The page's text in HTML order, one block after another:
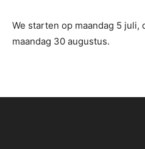
We starten op maandag 5
maandag 30 augustus.